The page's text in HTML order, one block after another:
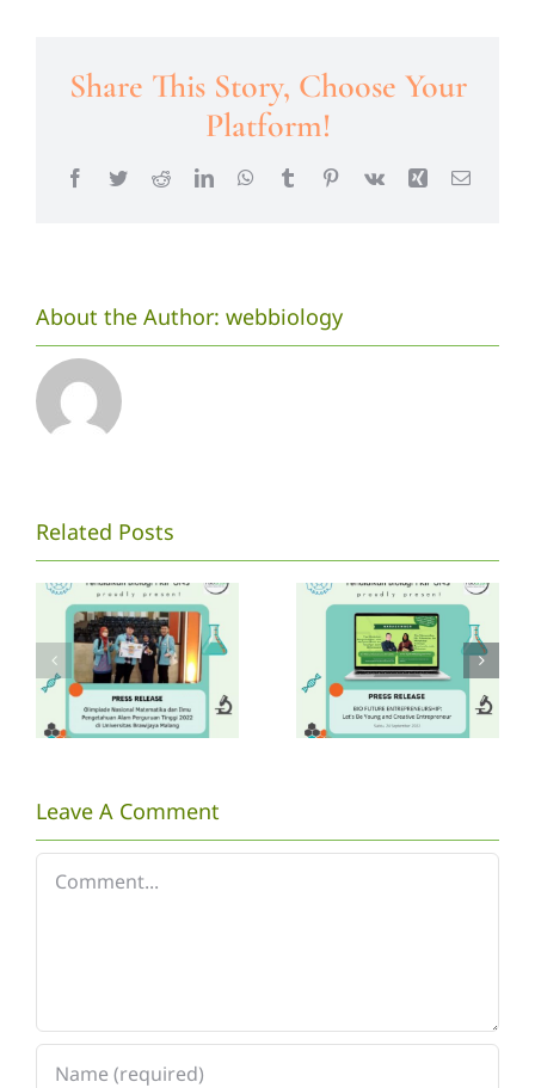
Share This Story, Choose Your
Platform!
Facebook
TwitterRedditLinkedInWhatsApp
TumblrPinterest
Vk Xing Email
About the Author: webbiology
Related Posts
P.Biologi
UNS
mengikuti
Kompetisi
ONMIPA
PT
2022
WEBINAR
BIO
FUTURE]
Let’s Be
Young and
Leave A Comment
Comment